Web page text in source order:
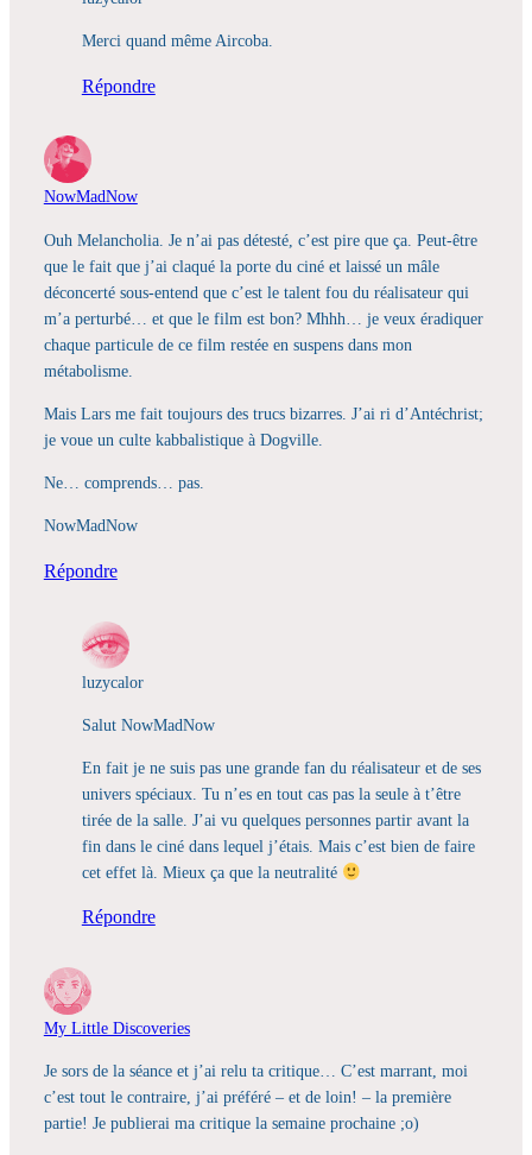
Merci quand même Aircoba.
Répondre
NowMadNow
Ouh Melancholia. Je n’ai pas détesté, c’est pire que ça. Peut-être
que le fait que j’ai claqué la porte du ciné et laissé un mâle
déconcerté sous-entend que c’est le talent fou du réalisateur qui
m’a perturbé… et que le film est bon? Mhhh… je veux éradiquer
chaque particule de ce film restée en suspens dans mon
métabolisme.
Mais Lars me fait toujours des trucs bizarres. J’ai ri d’Antéchrist;
je voue un culte kabbalistique à Dogville.
Ne… comprends… pas.
NowMadNow
Répondre
luzycalor
Salut NowMadNow
En fait je ne suis pas une grande fan du réalisateur et de ses
univers spéciaux. Tu n’es en tout cas pas la seule à t’être
tirée de la salle. J’ai vu quelques personnes partir avant la
fin dans le ciné dans lequel j’étais. Mais c’est bien de faire
cet effet là. Mieux ça que la neutralité
Répondre
My Little Discoveries
Je sors de la séance et j’ai relu ta critique… C’est marrant, moi
c’est tout le contraire, j’ai préféré – et de loin! – la première
partie! Je publierai ma critique la semaine prochaine ;o)